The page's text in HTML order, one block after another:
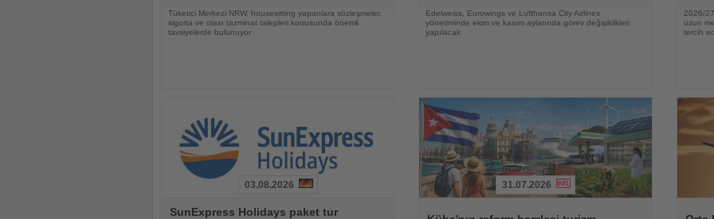
Tüketici Merkezi NRW, housesitting yapanlara sözleşmeler,
sigorta ve olası tazminat talepleri konusunda önemli
tavsiyelerde bulunuyor
Edelweiss, Eurowings ve Lufthansa City Airlines
yönetiminde ekim ve kasım aylarında görev değişiklikleri
yapılacak
2026/27
uzun
tercih
Oku
03.08.2026
SunExpress Holidays paket tur
Oku
31.07.2026
Oku